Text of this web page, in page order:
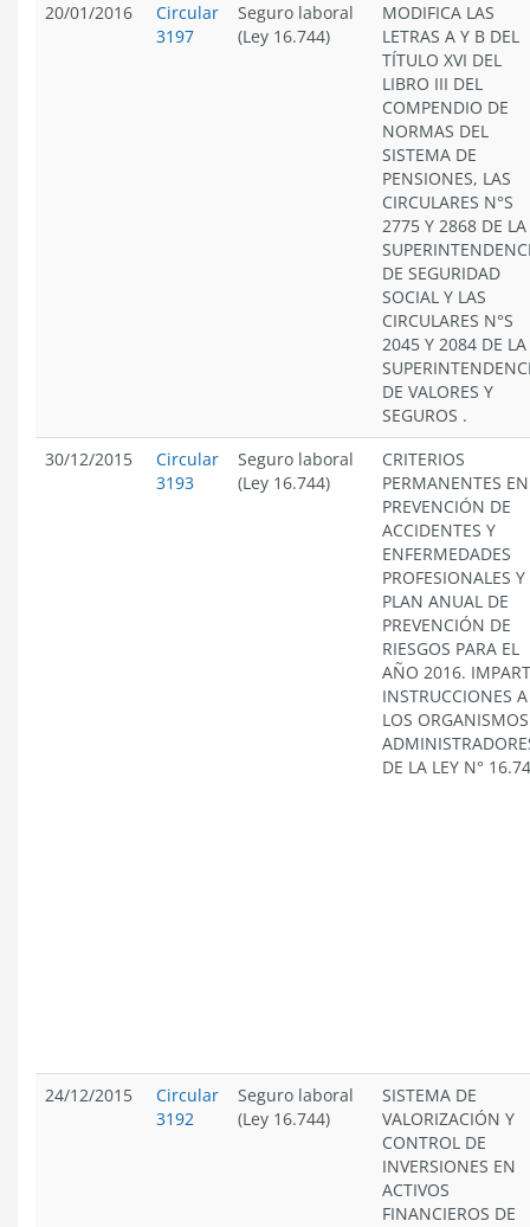
20/01/2016
Circular
3197
Seguro laboral
(Ley 16.744)
MODIFICA LAS
LETRAS A Y B DEL
TÍTULO XVI DEL
LIBRO III DEL
COMPENDIO DE
NORMAS DEL
SISTEMA DE
PENSIONES, LAS
CIRCULARES N°S
2775 Y 2868 DE LA
DE SEGURIDAD
SOCIAL Y LAS
CIRCULARES N°S
2045 Y 2084 DE LA
DE VALORES Y
SEGUROS .
30/12/2015
Circular
3193
Seguro laboral
(Ley 16.744)
CRITERIOS
PERMANENTES EN
PREVENCIÓN DE
ACCIDENTES Y
ENFERMEDADES
PROFESIONALES Y
PLAN ANUAL DE
PREVENCIÓN DE
RIESGOS PARA EL
AÑO 2016.
INSTRUCCIONES A
LOS ORGANISMOS
DE LA LEY N°
24/12/2015
Circular
3192
Seguro laboral
(Ley 16.744)
SISTEMA DE
VALORIZACIÓN Y
CONTROL DE
INVERSIONES EN
ACTIVOS
FINANCIEROS DE